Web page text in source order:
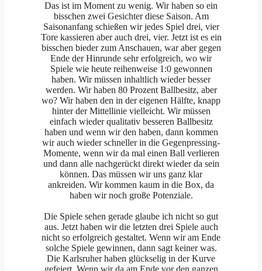
Das ist im Moment zu wenig. Wir haben so ein
bisschen zwei Gesichter diese Saison. Am
Saisonanfang schießen wir jedes Spiel drei, vier
Tore kassieren aber auch drei, vier. Jetzt ist es ein
bisschen bieder zum Anschauen, war aber gegen
Ende der Hinrunde sehr erfolgreich, wo wir
Spiele wie heute reihenweise 1:0 gewonnen
haben. Wir müssen inhaltlich wieder besser
werden. Wir haben 80 Prozent Ballbesitz, aber
wo? Wir haben den in der eigenen Hälfte, knapp
hinter der Mittellinie vielleicht. Wir müssen
einfach wieder qualitativ besseren Ballbesitz
haben und wenn wir den haben, dann kommen
wir auch wieder schneller in die Gegenpressing-
Momente, wenn wir da mal einen Ball verlieren
und dann alle nachgerückt direkt wieder da sein
können. Das müssen wir uns ganz klar
ankreiden. Wir kommen kaum in die Box, da
haben wir noch große Potenziale.
Die Spiele sehen gerade glaube ich nicht so gut
aus. Jetzt haben wir die letzten drei Spiele auch
nicht so erfolgreich gestaltet. Wenn wir am Ende
solche Spiele gewinnen, dann sagt keiner was.
Die Karlsruher haben glückselig in der Kurve